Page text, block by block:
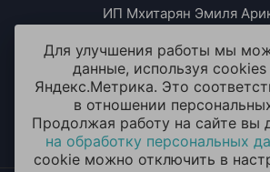
ИП Мхитарян Эмиля
ИНН:
ОГРН / ОГРНИП:
Для улучшения работы мы
данные, используя
Яндекс.Метрика. Это
в отношении
Продолжая работу на сайте вы
на обработку персональных
cookie можно отключить в